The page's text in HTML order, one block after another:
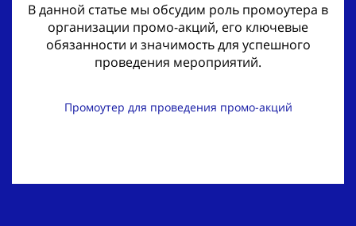
В данной статье мы обсудим роль промоутера в
организации промо-акций, его ключевые
обязанности и значимость для успешного
проведения мероприятий.
Промоутер для проведения промо-акций